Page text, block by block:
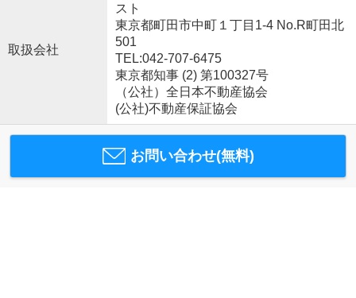
取扱会社
スト
東京都町田市中町１丁目1-4 No.R町田北
501
TEL:042-707-6475
東京都知事 (2) 第100327号
（公社）全日本不動産協会
(公社)不動産保証協会
お問い合わせ(無料)